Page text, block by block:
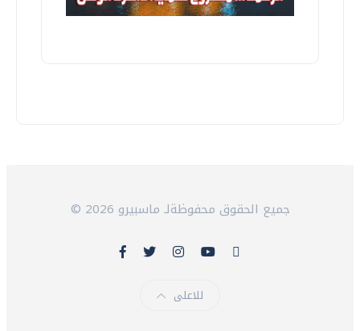
© 2026 جميع الحقوق محفوظةلـ ماسبيرو
للاعلى